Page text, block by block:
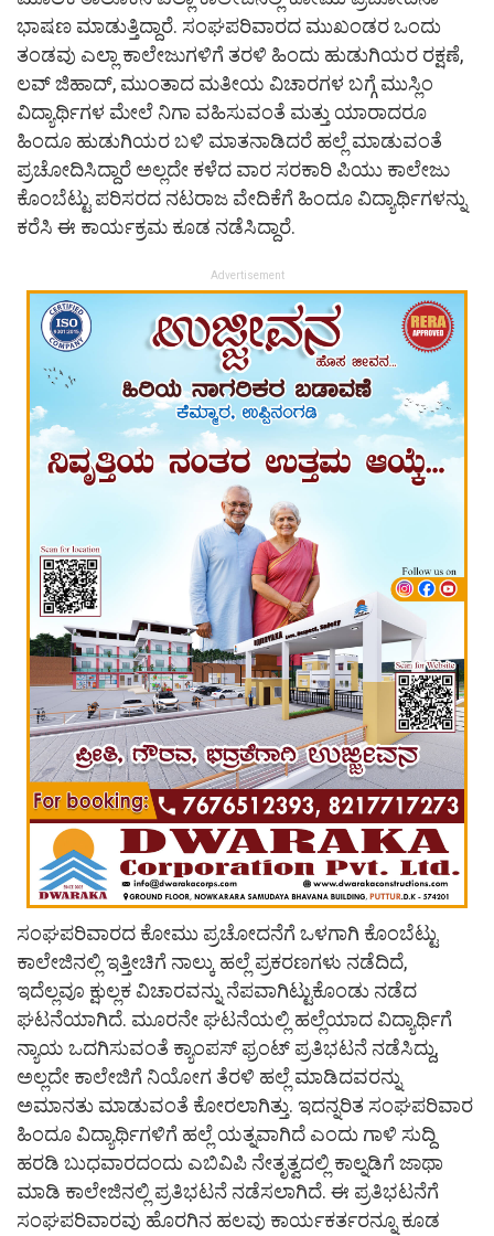
ಭಾಷಣ ಮಾಡುತ್ತಿದ್ದಾರೆ. ಸಂಘಪರಿವಾರದ ಮುಖಂಡರ ಒಂದು
ತಂಡವು ಎಲ್ಲಾ ಕಾಲೇಜುಗಳಿಗೆ ತರಳಿ ಹಿಂದು ಹುಡುಗಿಯರ ರಕ್ಷಣೆ,
ಲವ್ ಜಿಹಾದ್, ಮುಂತಾದ ಮತೀಯ ವಿಚಾರಗಳ ಬಗ್ಗೆ ಮುಸ್ಲಿಂ
ವಿದ್ಯಾರ್ಥಿಗಳ ಮೇಲೆ ನಿಗಾ ವಹಿಸುವಂತೆ ಮತ್ತು ಯಾರಾದರೂ
ಹಿಂದೂ ಹುಡುಗಿಯರ ಬಳಿ ಮಾತನಾಡಿದರೆ ಹಲ್ಲೆ ಮಾಡುವಂತೆ
ಪ್ರಚೋದಿಸಿದ್ದಾರೆ ಅಲ್ಲದೇ ಕಳೆದ ವಾರ ಸರಕಾರಿ ಪಿಯು ಕಾಲೇಜು
ಕೊಂಬೆಟ್ಟು ಪರಿಸರದ ನಟರಾಜ ವೇದಿಕೆಗೆ ಹಿಂದೂ ವಿದ್ಯಾರ್ಥಿಗಳನ್ನು
ಕರೆಸಿ ಈ ಕಾರ್ಯಕ್ರಮ ಕೂಡ ನಡೆಸಿದ್ದಾರೆ.
Advertisement
ಸಂಘಪರಿವಾರದ ಕೋಮು ಪ್ರಚೋದನೆಗೆ ಒಳಗಾಗಿ ಕೊಂಬೆಟ್ಟು
ಕಾಲೇಜಿನಲ್ಲಿ ಇತ್ತೀಚಿಗೆ ನಾಲ್ಕು ಹಲ್ಲೆ ಪ್ರಕರಣಗಳು ನಡೆದಿದೆ,
ಇದೆಲ್ಲವೂ ಕ್ಷುಲ್ಲಕ ವಿಚಾರವನ್ನು ನೆಪವಾಗಿಟ್ಟುಕೊಂಡು ನಡೆದ
ಘಟನೆಯಾಗಿದೆ. ಮೂರನೇ ಘಟನೆಯಲ್ಲಿ ಹಲ್ಲೆಯಾದ ವಿದ್ಯಾರ್ಥಿಗೆ
ನ್ಯಾಯ ಒದಗಿಸುವಂತೆ ಕ್ಯಾಂಪಸ್ ಫ್ರಂಟ್ ಪ್ರತಿಭಟನೆ ನಡೆಸಿದ್ದು,
ಅಲ್ಲದೇ ಕಾಲೇಜಿಗೆ ನಿಯೋಗ ತೆರಳಿ ಹಲ್ಲೆ ಮಾಡಿದವರನ್ನು
ಅಮಾನತು ಮಾಡುವಂತೆ ಕೋರಲಾಗಿತ್ತು. ಇದನ್ನರಿತ ಸಂಘಪರಿವಾರ
ಹಿಂದೂ ವಿದ್ಯಾರ್ಥಿಗಳಿಗೆ ಹಲ್ಲೆ ಯತ್ನವಾಗಿದೆ ಎಂದು ಗಾಳಿ ಸುದ್ದಿ
ಹರಡಿ ಬುಧವಾರದಂದು ಎಬಿವಿಪಿ ನೇತೃತ್ವದಲ್ಲಿ ಕಾಲ್ನಡಿಗೆ ಜಾಥಾ
ಮಾಡಿ ಕಾಲೇಜಿನಲ್ಲಿ ಪ್ರತಿಭಟನೆ ನಡೆಸಲಾಗಿದೆ‌. ಈ ಪ್ರತಿಭಟನೆಗೆ
ಸಂಘಪರಿವಾರವು ಹೊರಗಿನ ಹಲವು ಕಾರ್ಯಕರ್ತರನ್ನೂ ಕೂಡ